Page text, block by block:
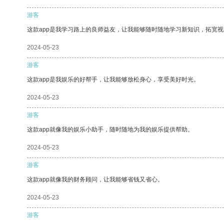
游客
这款app是我学习路上的良师益友，让我能够随时随地学习新知识，拓宽
2024-05-23
游客
这款app是我娱乐的好帮手，让我能够放松身心，享受美好时光。
2024-05-23
游客
这款app就像我的娱乐小助手，随时随地为我的娱乐提供帮助。
2024-05-23
游客
这款app就像我的财务顾问，让我能够省钱又省心。
2024-05-23
游客